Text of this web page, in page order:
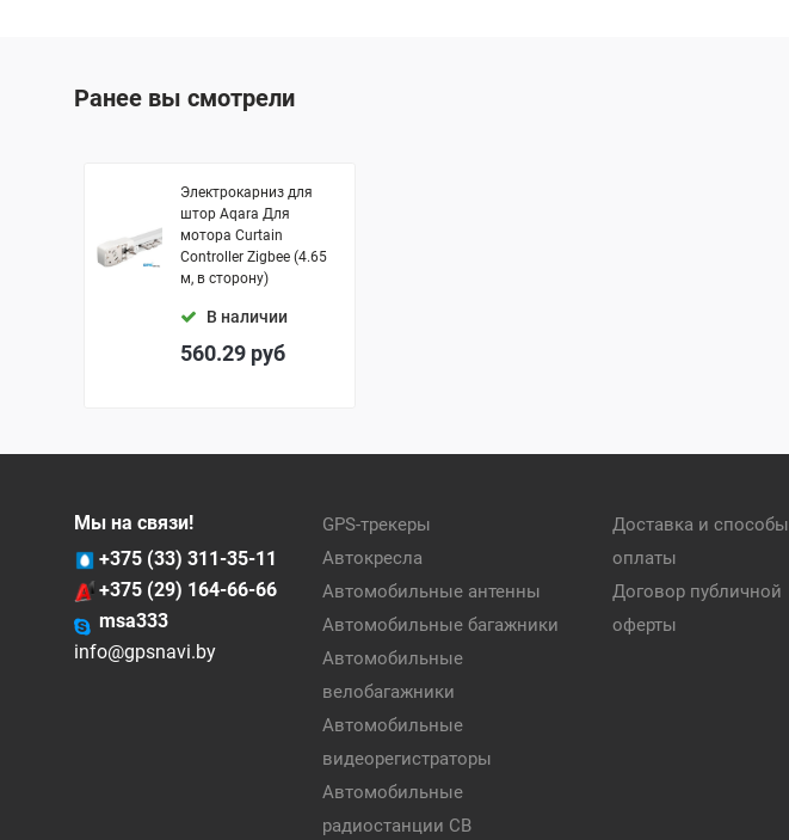
Ранее вы смотрели
Электрокарниз для
штор Aqara Для
мотора Curtain
Controller Zigbee (4.65
м, в сторону)
В наличии
560.29 руб
Мы на связи!
+375 (33) 311-35-11
+375 (29) 164-66-66
msa333
info@gpsnavi.by
GPS-трекеры
Автокресла
Автомобильные антенны
Автомобильные багажники
Автомобильные
велобагажники
Автомобильные
видеорегистраторы
Автомобильные
радиостанции CB
Доставка и способы
оплаты
Договор публичной
оферты